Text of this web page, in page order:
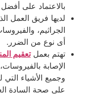
بالاعتماد على
لديها فريق العمل
الجراثيم،
أى نوع من الضرر.
تهتم بعملتعقيم
الإصابة
وجميع الأشياء
على صحة السادة